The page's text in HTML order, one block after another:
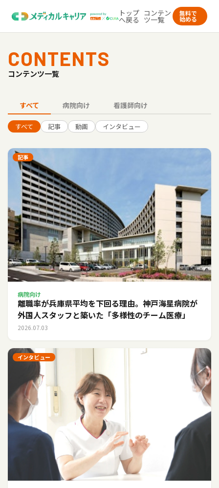
トップ
へ戻る
コンテン
ツ一覧
無料で
始める
CONTENTS
コンテンツ一覧
すべて 病院向け 看護師向け
すべて 記事 動画 インタビュー
記事
病院向け
離職率が兵庫県平均を下回る理由。神戸海星病院が
外国人スタッフと築いた「多様性のチーム医療」
2026.07.03
インタビュー